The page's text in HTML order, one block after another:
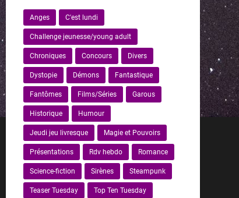
Anges C'est lundi
Challenge jeunesse/young adult
Chroniques Concours Divers
Dystopie Démons Fantastique
Fantômes Films/Séries Garous
Historique Humour
Jeudi jeu livresque Magie et Pouvoirs
Présentations Rdv hebdo Romance
Science-fiction Sirènes Steampunk
Teaser Tuesday Top Ten Tuesday